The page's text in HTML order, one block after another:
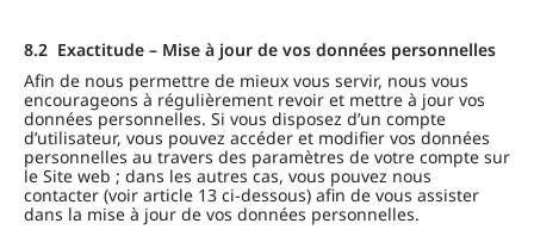
8.2 Exactitude – Mise à jour de vos données personnelles
Afin de nous permettre de mieux vous servir, nous vous
encourageons à régulièrement revoir et mettre à jour vos
données personnelles. Si vous disposez d’un compte
d’utilisateur, vous pouvez accéder et modifier vos données
personnelles au travers des paramètres de votre compte sur
le Site web ; dans les autres cas, vous pouvez nous
contacter (voir article 13 ci-dessous) afin de vous assister
dans la mise à jour de vos données personnelles.